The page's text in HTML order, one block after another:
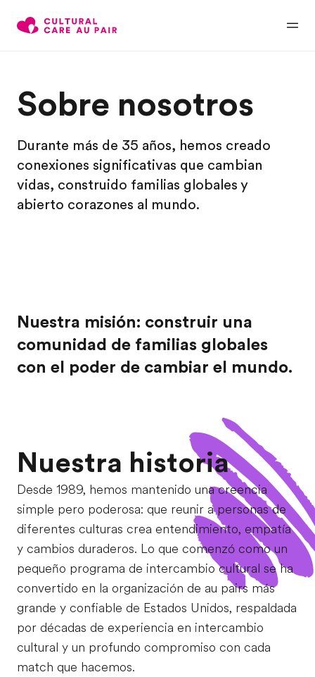
Sobre nosotros
Durante más de 35 años, hemos creado
conexiones significativas que cambian
vidas, construido familias globales y
abierto corazones al mundo.
Nuestra misión: construir una
comunidad de familias globales
con el poder de cambiar el mundo.
Nuestra historia
Desde 1989, hemos mantenido una creencia
simple pero poderosa: que reunir a personas de
diferentes culturas crea entendimiento, empatía
y cambios duraderos. Lo que comenzó como un
pequeño programa de intercambio cultural se ha
convertido en la organización de au pairs más
grande y confiable de Estados Unidos, respaldada
por décadas de experiencia en intercambio
cultural y un profundo compromiso con cada
match que hacemos.